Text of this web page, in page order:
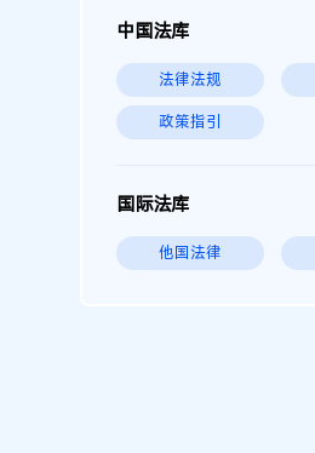
中国法库
法律法规
政策指引
国际法库
他国法律